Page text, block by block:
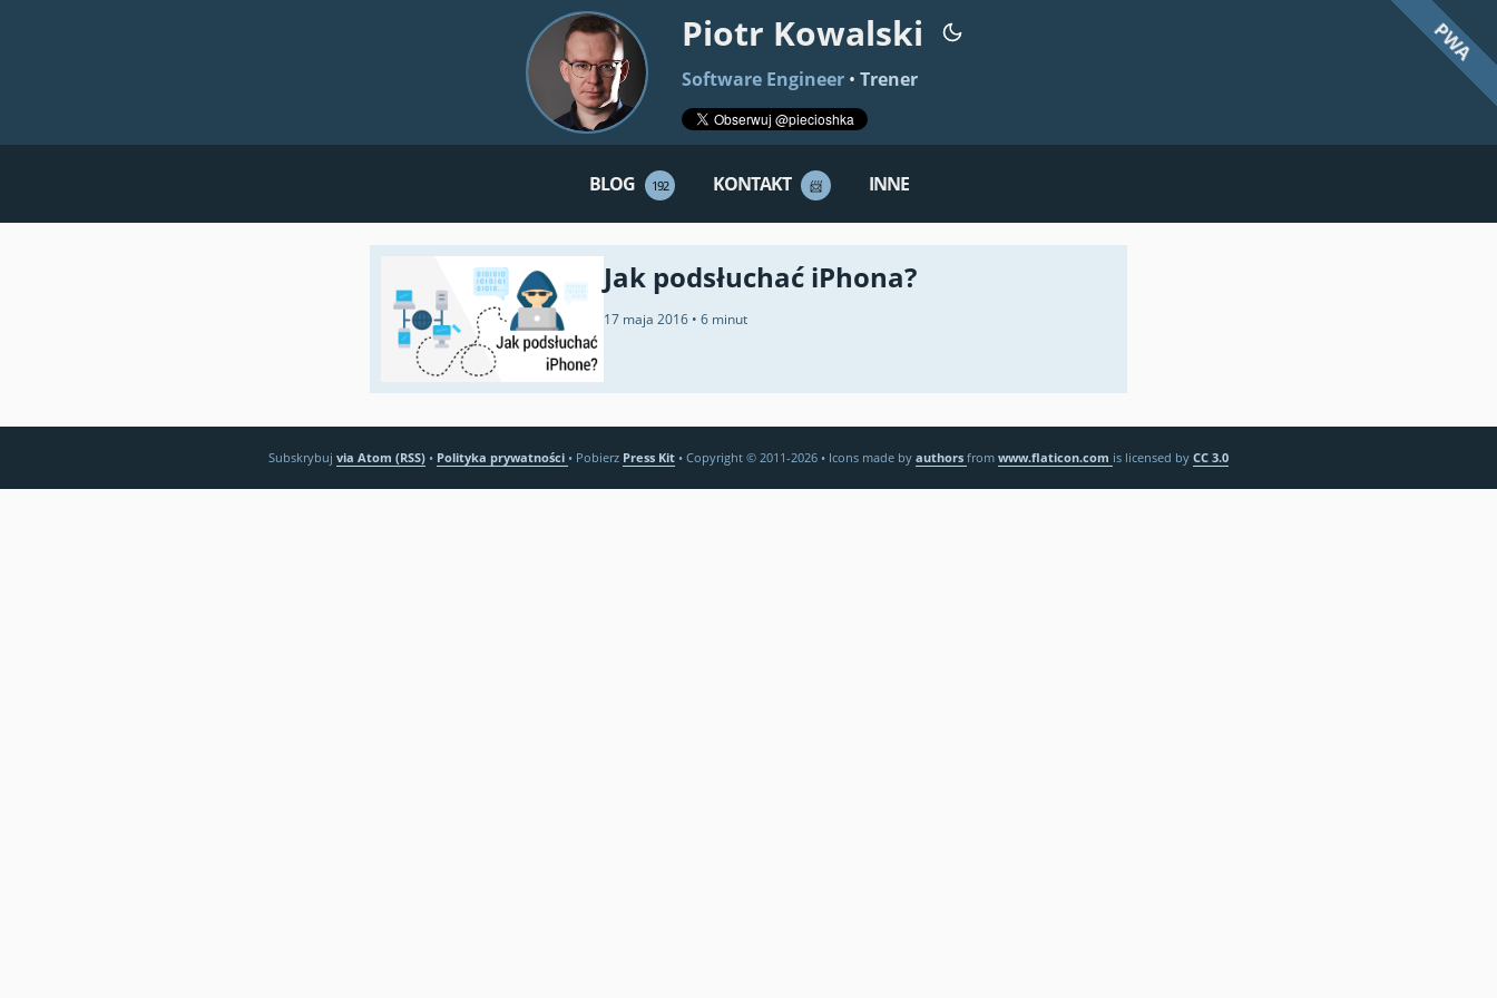
PWA
Piotr Kowalski
Software Engineer • Trener
BLOG 192 KONTAKT 📨 INNE
Jak podsłuchać iPhona?
17 maja 2016 • 6 minut
Subskrybuj via Atom (RSS) • Polityka prywatności • Pobierz Press Kit • Copyright © 2011-2026 • Icons made by authors from www.flaticon.com is licensed by CC 3.0